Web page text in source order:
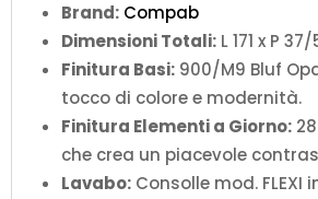
Brand: Compab
Dimensioni Totali: L 171 x P
Finitura Basi: 900/M9 Bluf
tocco di colore e modernità.
Finitura Elementi a Giorno:
che crea un piacevole
Lavabo: Consolle mod. FLEXI